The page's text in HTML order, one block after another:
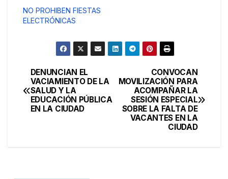
NO PROHIBEN FIESTAS
ELECTRÓNICAS
Navegación
de
CONVOCAN
MOVILIZACIÓN PARA
ACOMPAÑAR LA
SESIÓN ESPECIAL
SOBRE LA FALTA DE
VACANTES EN LA
CIUDAD
DENUNCIAN EL
VACIAMIENTO DE LA
SALUD Y LA
EDUCACIÓN PÚBLICA
EN LA CIUDAD